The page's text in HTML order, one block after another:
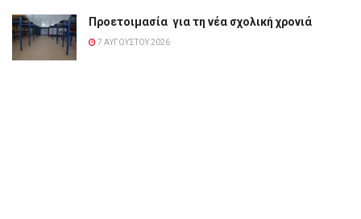
Προετοιμασία για τη νέα σχολική χρονιά
7 ΑΥΓΟΎΣΤΟΥ 2026